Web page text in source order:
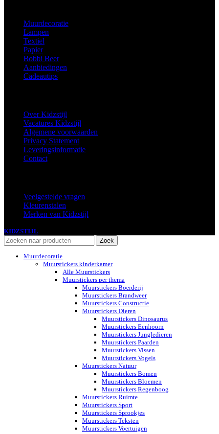
Muurdecoratie
Lampen
Textiel
Papier
Bobbi Beer
Aanbiedingen
Cadeautips
Over Kidzstijl
Vacatures Kidzstijl
Algemene voorwaarden
Privacy Statement
Leveringsinformatie
Contact
Veelgestelde vragen
Kleurenstalen
Merken van Kidzstijl
KIDZSTIJL
Zoek
Muurdecoratie
Muurstickers kinderkamer
Alle Muurstickers
Muurstickers per thema
Muurstickers Boerderij
Muurstickers Brandweer
Muurstickers Constructie
Muurstickers Dieren
Muurstickers Dinosaurus
Muurstickers Eenhoorn
Muurstickers Jungledieren
Muurstickers Paarden
Muurstickers Vissen
Muurstickers Vogels
Muurstickers Natuur
Muurstickers Bomen
Muurstickers Bloemen
Muurstickers Regenboog
Muurstickers Ruimte
Muurstickers Sport
Muurstickers Sprookjes
Muurstickers Teksten
Muurstickers Voertuigen